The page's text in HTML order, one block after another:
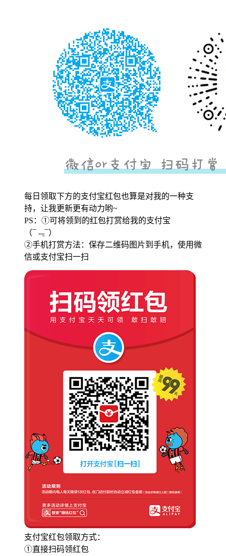
每日领取下方的支付宝红包也算是对我的一种支
持，让我更新更有动力哟~
PS：①可将领到的红包打赏给我的支付宝
（¯﹃¯）
②手机打赏方法：保存二维码图片到手机，使用微
信或支付宝扫一扫
支付宝红包领取方式：
①直接扫码领红包